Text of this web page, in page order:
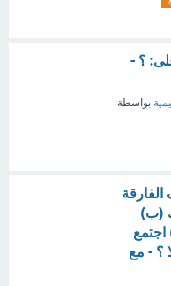
؟ -
بواسطة
الفارقة
(ب)
اجتمع
؟ - مع